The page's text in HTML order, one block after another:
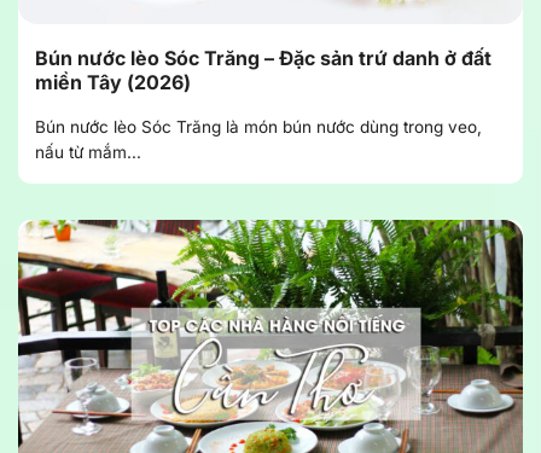
Bún nước lèo Sóc Trăng – Đặc sản trứ danh ở đất
miền Tây (2026)
Bún nước lèo Sóc Trăng là món bún nước dùng trong veo,
nấu từ mắm...